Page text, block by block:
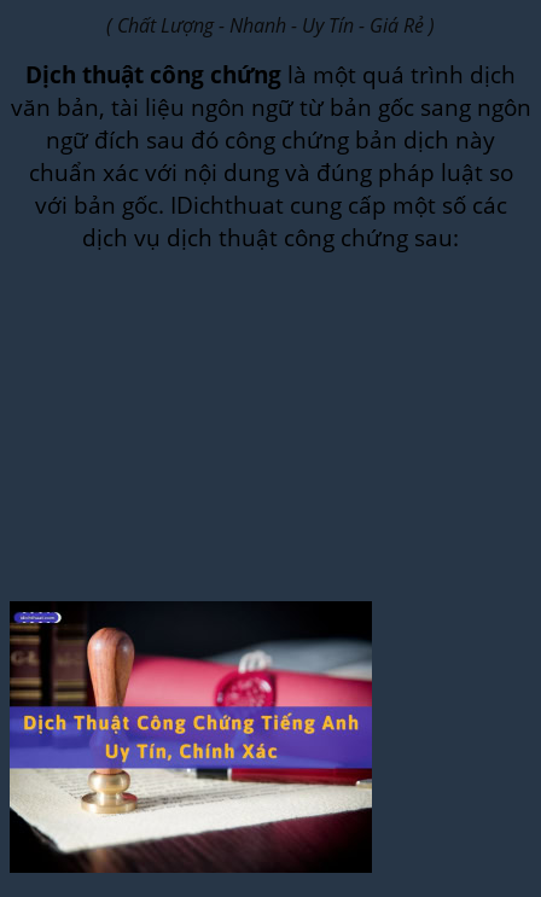
( Chất Lượng - Nhanh - Uy Tín - Giá Rẻ )
Dịch thuật công chứng là một quá trình dịch
văn bản, tài liệu ngôn ngữ từ bản gốc sang ngôn
ngữ đích sau đó công chứng bản dịch này
chuẩn xác với nội dung và đúng pháp luật so
với bản gốc. IDichthuat cung cấp một số các
dịch vụ dịch thuật công chứng sau: